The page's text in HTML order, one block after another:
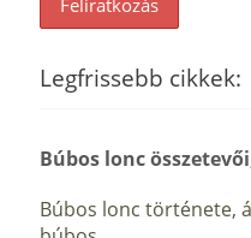
Legfrissebb cikkek:
Búbos lonc
Búbos lonc története,